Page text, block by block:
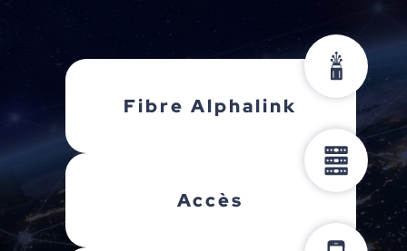
Fibre Alphalink
Accès